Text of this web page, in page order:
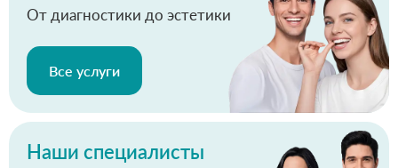
От диагностики до эстетики
Все услуги
Наши специалисты